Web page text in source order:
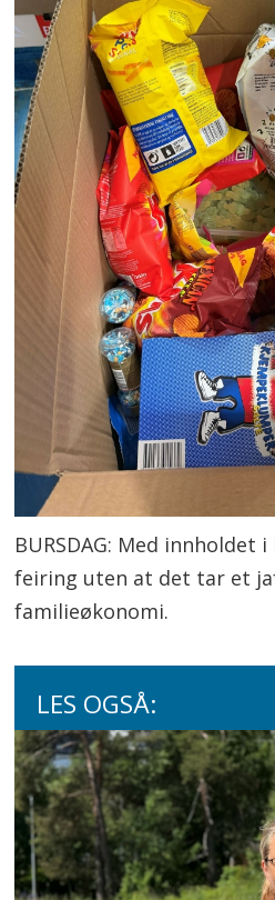
BURSDAG: Med innholdet
feiring uten at det tar et
familieøkonomi.
LES OGSÅ: